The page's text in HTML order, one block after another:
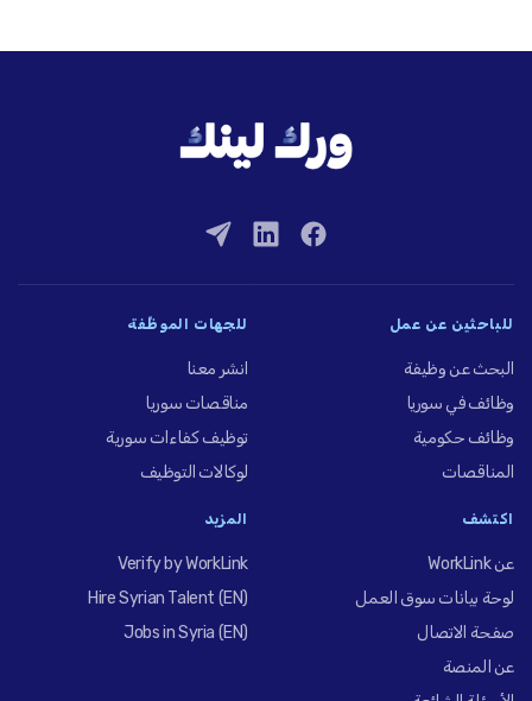
للباحثين عن عمل
البحث عن وظيفة
وظائف في سوريا
وظائف حكومية
المناقصات
للجهات الموظِّفة
انشر معنا
مناقصات سوريا
توظيف كفاءات سورية
لوكالات التوظيف
اكتشف
عن WorkLink
لوحة بيانات سوق العمل
صفحة الاتصال
عن المنصة
المزيد
Verify by WorkLink
Hire Syrian Talent (EN)
Jobs in Syria (EN)